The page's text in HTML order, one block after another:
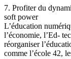
7. Profiter du
soft power
L’éducation
l’économie, l’Ed-
réorganiser
comme l’école 42,